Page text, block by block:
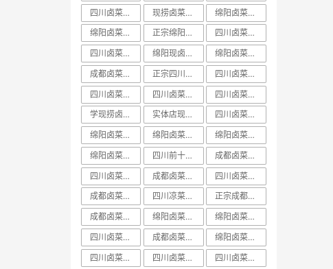
四川卤菜配方技术学习培训哪家好
现捞卤菜培训费用一般多少学费
绵阳卤菜培训哪家好
绵阳卤菜培训费用一般多少学费
正宗绵阳卤菜培训班
四川卤菜学习方法培训技术哪家好
四川卤菜学习技术培训去哪里学好
绵阳现卤现捞培训
绵阳卤菜熟食培训
成都卤菜培训班排名
正宗四川卤菜培训班
四川卤菜培训价格表
​四川卤菜培训班排名
四川卤菜熟食培训
四川卤菜排名学习培训技术哪家靠谱
学现捞卤菜技术哪里好
实体店现卤现捞培训有保障吗
四川卤菜培训基地
绵阳卤菜培训班视频
绵阳卤菜培训价目表
绵阳卤菜培训价班排名
绵阳卤菜培训排行榜
四川前十卤菜学习培训技术哪家好
成都卤菜培训价目表
四川卤菜中心培训学习技术哪家好
成都卤菜培训机构课程
四川卤菜培训价目表
成都卤菜培训价格表
四川凉菜卤菜培训
正宗成都卤菜培训班
成都卤菜培训班视频
绵阳卤菜培训技术
绵阳卤菜培训实体店
四川卤菜课程学习培训技术哪家好
成都卤菜培训价格课程
绵阳卤菜培训哪里好
四川卤菜价格培训技术学习哪家好
四川卤菜培训哪家好
四川卤菜培训班排名